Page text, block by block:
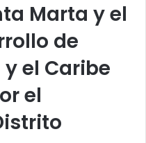
Marta y el
de
el Caribe
el